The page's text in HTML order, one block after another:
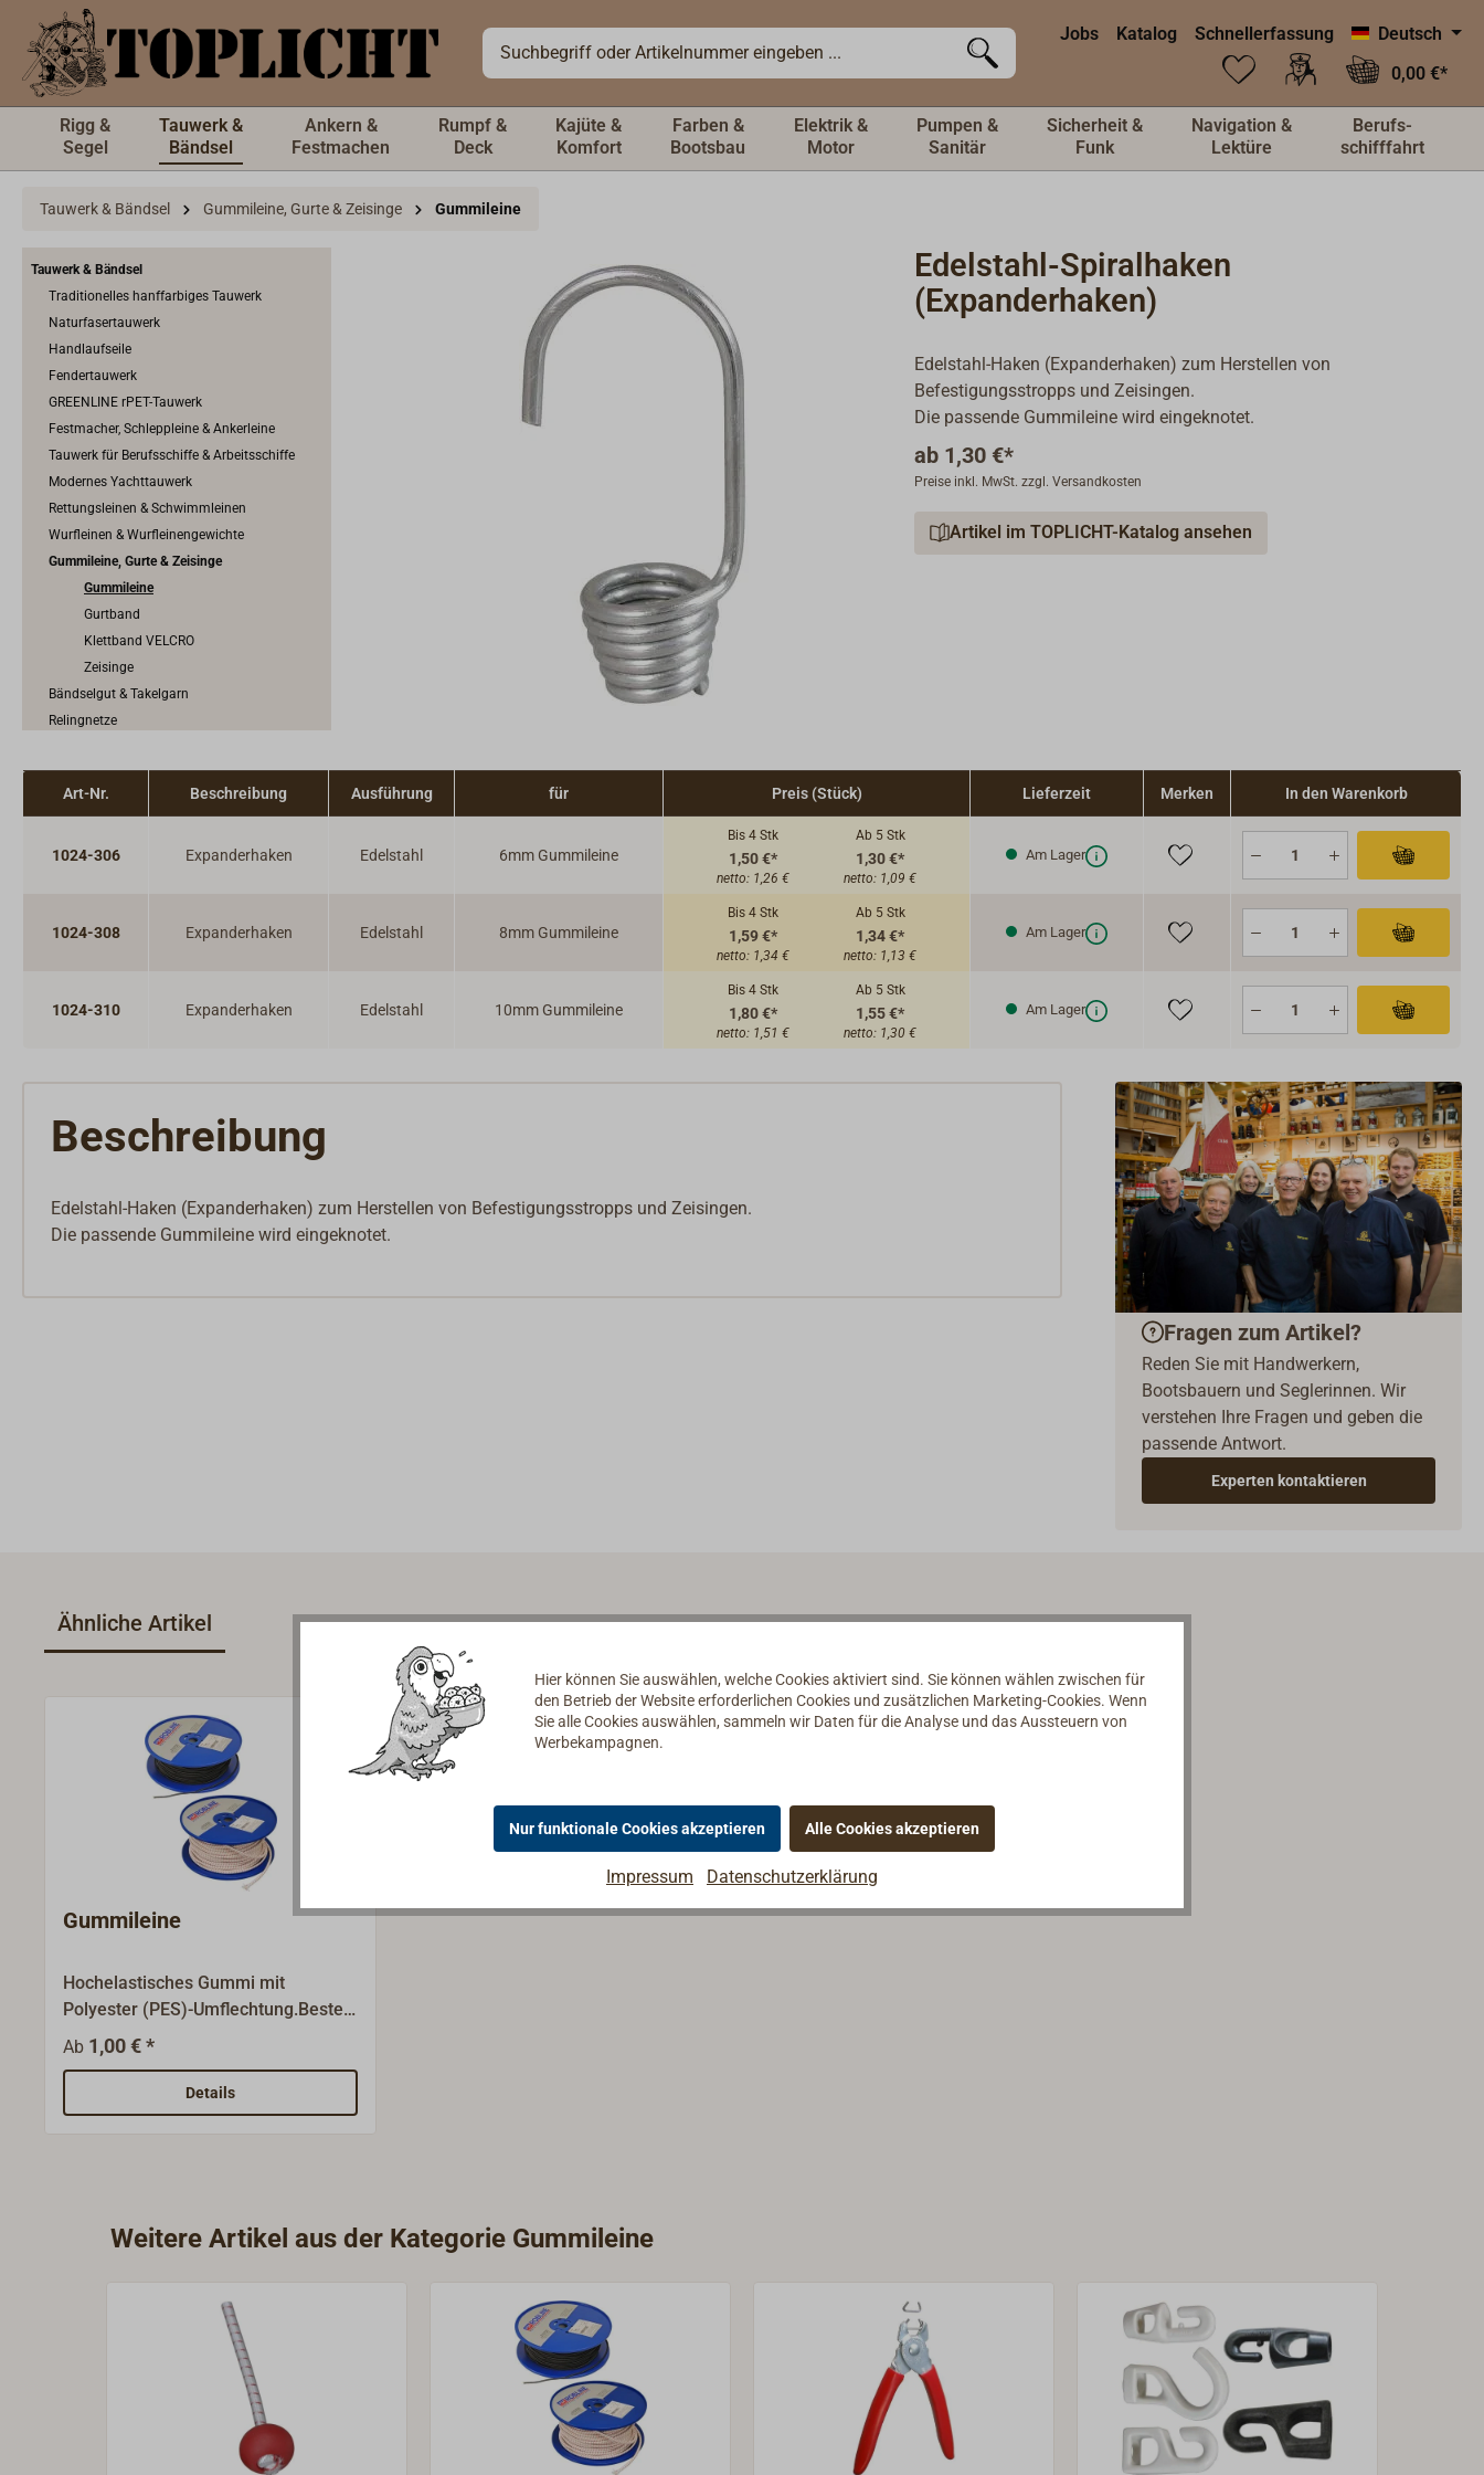
springen Jobs Katalog Schnellerfassung
Deutsch
0,00 €*
Rigg &
Segel
Tauwerk &
Bändsel
Ankern &
Festmachen
Rumpf &
Deck
Kajüte &
Komfort
Farben &
Bootsbau
Elektrik &
Motor
Pumpen &
Sanitär
Sicherheit &
Funk
Navigation &
Lektüre
Berufs-
schifffahrt
Tauwerk & Bändsel Gummileine, Gurte & Zeisinge Gummileine
Tauwerk & Bändsel
Traditionelles hanffarbiges Tauwerk
Naturfasertauwerk
Handlaufseile
Fendertauwerk
GREENLINE rPET-Tauwerk
Festmacher, Schleppleine & Ankerleine
Tauwerk für Berufsschiffe & Arbeitsschiffe
Modernes Yachttauwerk
Rettungsleinen & Schwimmleinen
Wurfleinen & Wurfleinengewichte
Gummileine, Gurte & Zeisinge
Gummileine
Gurtband
Klettband VELCRO
Zeisinge
Bändselgut & Takelgarn
Relingnetze
Edelstahl-Spiralhaken
(Expanderhaken)
Edelstahl-Haken (Expanderhaken) zum Herstellen von
Befestigungsstropps und Zeisingen.
Die passende Gummileine wird eingeknotet.
ab 1,30 €*
Preise inkl. MwSt. zzgl. Versandkosten
Artikel im TOPLICHT-Katalog ansehen
Art-Nr. Beschreibung Ausführung für Preis (Stück) Lieferzeit Merken In den Warenkorb
1024-306 Expanderhaken Edelstahl 6mm Gummileine
Bis 4 Stk
1,50 €*
netto: 1,26 €
Ab 5 Stk
1,30 €*
netto: 1,09 €
Am Lager
1024-308 Expanderhaken Edelstahl 8mm Gummileine
Bis 4 Stk
1,59 €*
netto: 1,34 €
Ab 5 Stk
1,34 €*
netto: 1,13 €
Am Lager
1024-310 Expanderhaken Edelstahl 10mm Gummileine
Bis 4 Stk
1,80 €*
netto: 1,51 €
Ab 5 Stk
1,55 €*
netto: 1,30 €
Am Lager
Beschreibung
Edelstahl-Haken (Expanderhaken) zum Herstellen von Befestigungsstropps und Zeisingen.
Die passende Gummileine wird eingeknotet.
Fragen zum Artikel?
Reden Sie mit Handwerkern,
Bootsbauern und Seglerinnen. Wir
verstehen Ihre Fragen und geben die
passende Antwort.
Experten kontaktieren
Ähnliche Artikel
Gummileine
Hochelastisches Gummi mit
Polyester (PES)-Umflechtung.Beste
Dehnungseigenschaften.Farbe: weiß
mit rotem Garantiefaden oder
schwarz.Passende Haken aus
weißem Hartkunststoff, Edelstahl-
Ab 1,00 € *
Details
Weitere Artikel aus der Kategorie Gummileine
Hier können Sie auswählen, welche Cookies aktiviert sind. Sie können wählen zwischen für
den Betrieb der Website erforderlichen Cookies und zusätzlichen Marketing-Cookies. Wenn
Sie alle Cookies auswählen, sammeln wir Daten für die Analyse und das Aussteuern von
Werbekampagnen.
Nur funktionale Cookies akzeptieren Alle Cookies akzeptieren
Impressum Datenschutzerklärung